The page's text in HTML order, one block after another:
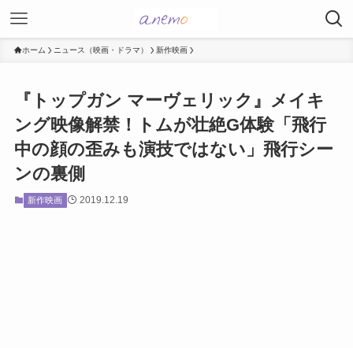
ホーム ニュース（映画・ドラマ） 新作映画
『トップガン マーヴェリック』メイキ
ング映像解禁！トムが壮絶G体験「飛行
中の顔の歪みも演技ではない」飛行シー
ンの裏側
新作映画 2019.12.19